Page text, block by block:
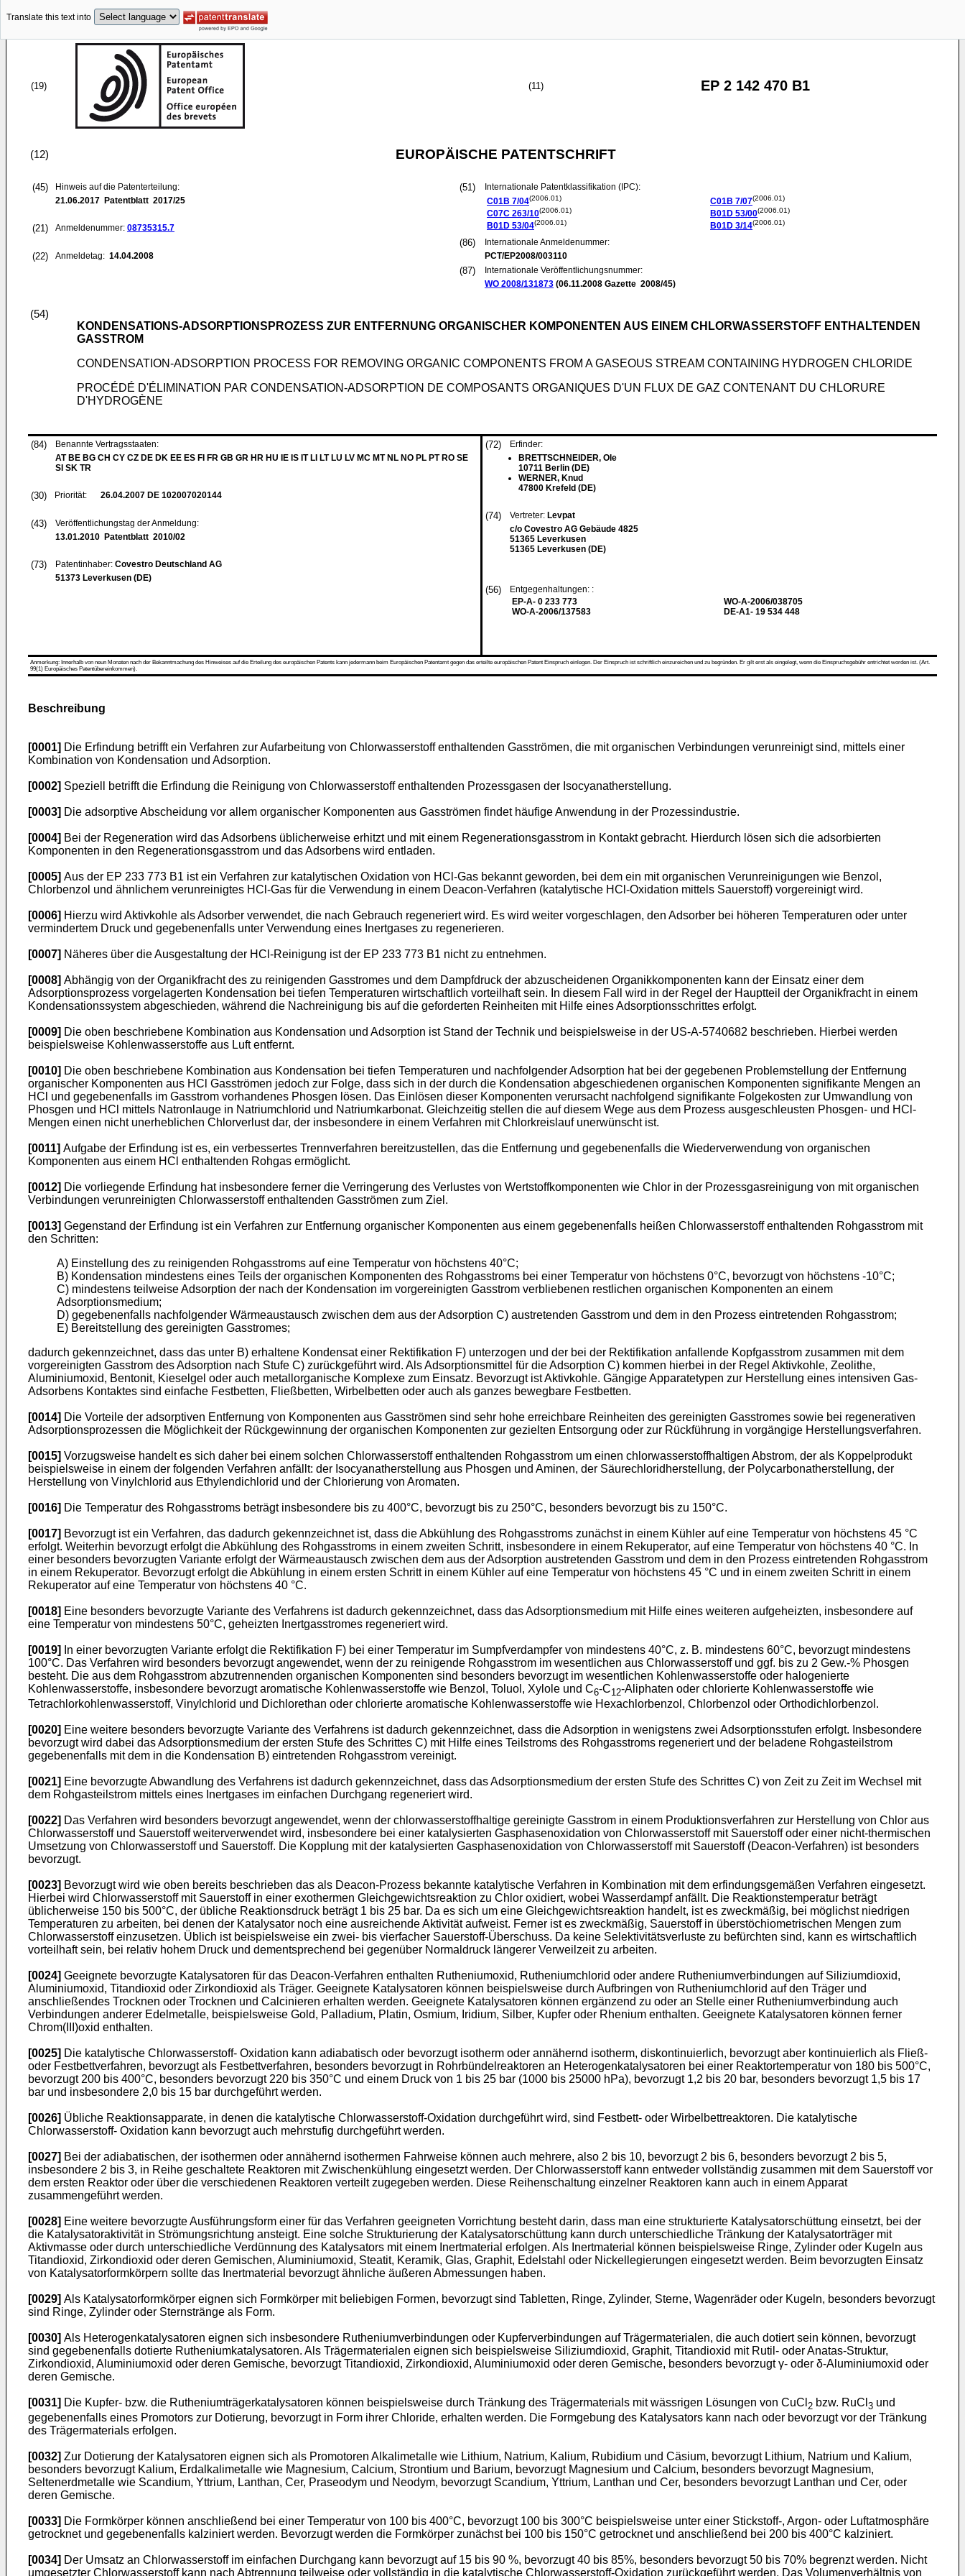
Translate this text into
(19) (11) EP 2 142 470 B1
(12) EUROPÄISCHE PATENTSCHRIFT
(45)
Hinweis auf die Patenterteilung:
21.06.2017 Patentblatt 2017/25
(21) Anmeldenummer: 08735315.7
(22) Anmeldetag: 14.04.2008
(51)
Internationale Patentklassifikation (IPC):
C01B 7/04(2006.01)
C07C 263/10(2006.01)
B01D 53/04(2006.01)
C01B 7/07(2006.01)
B01D 53/00(2006.01)
B01D 3/14(2006.01)
(86)
Internationale Anmeldenummer:
PCT/EP2008/003110
(87)
Internationale Veröffentlichungsnummer:
WO 2008/131873 (06.11.2008 Gazette 2008/45)
(54)
KONDENSATIONS-ADSORPTIONSPROZESS ZUR ENTFERNUNG ORGANISCHER KOMPONENTEN AUS EINEM CHLORWASSERSTOFF ENTHALTENDEN
GASSTROM
CONDENSATION-ADSORPTION PROCESS FOR REMOVING ORGANIC COMPONENTS FROM A GASEOUS STREAM CONTAINING HYDROGEN CHLORIDE
PROCÉDÉ D'ÉLIMINATION PAR CONDENSATION-ADSORPTION DE COMPOSANTS ORGANIQUES D'UN FLUX DE GAZ CONTENANT DU CHLORURE
D'HYDROGÈNE
(84)
Benannte Vertragsstaaten:
AT BE BG CH CY CZ DE DK EE ES FI FR GB GR HR HU IE IS IT LI LT LU LV MC MT NL NO PL PT RO SE
SI SK TR
(30) Priorität: 26.04.2007 DE 102007020144
(43)
Veröffentlichungstag der Anmeldung:
13.01.2010 Patentblatt 2010/02
(73) Patentinhaber: Covestro Deutschland AG
51373 Leverkusen (DE)
(72)
Erfinder:
BRETTSCHNEIDER, Ole
10711 Berlin (DE)
WERNER, Knud
47800 Krefeld (DE)
(74) Vertreter: Levpat
c/o Covestro AG Gebäude 4825
51365 Leverkusen
51365 Leverkusen (DE)
(56)
Entgegenhaltungen: :
EP-A- 0 233 773
WO-A-2006/137583
WO-A-2006/038705
DE-A1- 19 534 448
Anmerkung: Innerhalb von neun Monaten nach der Bekanntmachung des Hinweises auf die Erteilung des europäischen Patents kann jedermann beim Europäischen Patentamt gegen das erteilte europäischen Patent Einspruch einlegen. Der Einspruch ist schriftlich einzureichen und zu begründen. Er gilt erst als eingelegt, wenn die Einspruchsgebühr entrichtet worden ist. (Art.
99(1) Europäisches Patentübereinkommen).
Beschreibung
[0001] Die Erfindung betrifft ein Verfahren zur Aufarbeitung von Chlorwasserstoff enthaltenden Gasströmen, die mit organischen Verbindungen verunreinigt sind, mittels einer
Kombination von Kondensation und Adsorption.
[0002] Speziell betrifft die Erfindung die Reinigung von Chlorwasserstoff enthaltenden Prozessgasen der Isocyanatherstellung.
[0003] Die adsorptive Abscheidung vor allem organischer Komponenten aus Gasströmen findet häufige Anwendung in der Prozessindustrie.
[0004] Bei der Regeneration wird das Adsorbens üblicherweise erhitzt und mit einem Regenerationsgasstrom in Kontakt gebracht. Hierdurch lösen sich die adsorbierten
Komponenten in den Regenerationsgasstrom und das Adsorbens wird entladen.
[0005] Aus der EP 233 773 B1 ist ein Verfahren zur katalytischen Oxidation von HCl-Gas bekannt geworden, bei dem ein mit organischen Verunreinigungen wie Benzol,
Chlorbenzol und ähnlichem verunreinigtes HCl-Gas für die Verwendung in einem Deacon-Verfahren (katalytische HCl-Oxidation mittels Sauerstoff) vorgereinigt wird.
[0006] Hierzu wird Aktivkohle als Adsorber verwendet, die nach Gebrauch regeneriert wird. Es wird weiter vorgeschlagen, den Adsorber bei höheren Temperaturen oder unter
vermindertem Druck und gegebenenfalls unter Verwendung eines Inertgases zu regenerieren.
[0007] Näheres über die Ausgestaltung der HCl-Reinigung ist der EP 233 773 B1 nicht zu entnehmen.
[0008] Abhängig von der Organikfracht des zu reinigenden Gasstromes und dem Dampfdruck der abzuscheidenen Organikkomponenten kann der Einsatz einer dem
Adsorptionsprozess vorgelagerten Kondensation bei tiefen Temperaturen wirtschaftlich vorteilhaft sein. In diesem Fall wird in der Regel der Hauptteil der Organikfracht in einem
Kondensationssystem abgeschieden, während die Nachreinigung bis auf die geforderten Reinheiten mit Hilfe eines Adsorptionsschrittes erfolgt.
[0009] Die oben beschriebene Kombination aus Kondensation und Adsorption ist Stand der Technik und beispielsweise in der US-A-5740682 beschrieben. Hierbei werden
beispielsweise Kohlenwasserstoffe aus Luft entfernt.
[0010] Die oben beschriebene Kombination aus Kondensation bei tiefen Temperaturen und nachfolgender Adsorption hat bei der gegebenen Problemstellung der Entfernung
organischer Komponenten aus HCl Gasströmen jedoch zur Folge, dass sich in der durch die Kondensation abgeschiedenen organischen Komponenten signifikante Mengen an
HCl und gegebenenfalls im Gasstrom vorhandenes Phosgen lösen. Das Einlösen dieser Komponenten verursacht nachfolgend signifikante Folgekosten zur Umwandlung von
Phosgen und HCl mittels Natronlauge in Natriumchlorid und Natriumkarbonat. Gleichzeitig stellen die auf diesem Wege aus dem Prozess ausgeschleusten Phosgen- und HCl-
Mengen einen nicht unerheblichen Chlorverlust dar, der insbesondere in einem Verfahren mit Chlorkreislauf unerwünscht ist.
[0011] Aufgabe der Erfindung ist es, ein verbessertes Trennverfahren bereitzustellen, das die Entfernung und gegebenenfalls die Wiederverwendung von organischen
Komponenten aus einem HCl enthaltenden Rohgas ermöglicht.
[0012] Die vorliegende Erfindung hat insbesondere ferner die Verringerung des Verlustes von Wertstoffkomponenten wie Chlor in der Prozessgasreinigung von mit organischen
Verbindungen verunreinigten Chlorwasserstoff enthaltenden Gasströmen zum Ziel.
[0013] Gegenstand der Erfindung ist ein Verfahren zur Entfernung organischer Komponenten aus einem gegebenenfalls heißen Chlorwasserstoff enthaltenden Rohgasstrom mit
den Schritten:
A) Einstellung des zu reinigenden Rohgasstroms auf eine Temperatur von höchstens 40°C;
B) Kondensation mindestens eines Teils der organischen Komponenten des Rohgasstroms bei einer Temperatur von höchstens 0°C, bevorzugt von höchstens -10°C;
C) mindestens teilweise Adsorption der nach der Kondensation im vorgereinigten Gasstrom verbliebenen restlichen organischen Komponenten an einem
Adsorptionsmedium;
D) gegebenenfalls nachfolgender Wärmeaustausch zwischen dem aus der Adsorption C) austretenden Gasstrom und dem in den Prozess eintretenden Rohgasstrom;
E) Bereitstellung des gereinigten Gasstromes;
dadurch gekennzeichnet, dass das unter B) erhaltene Kondensat einer Rektifikation F) unterzogen und der bei der Rektifikation anfallende Kopfgasstrom zusammen mit dem
vorgereinigten Gasstrom des Adsorption nach Stufe C) zurückgeführt wird. Als Adsorptionsmittel für die Adsorption C) kommen hierbei in der Regel Aktivkohle, Zeolithe,
Aluminiumoxid, Bentonit, Kieselgel oder auch metallorganische Komplexe zum Einsatz. Bevorzugt ist Aktivkohle. Gängige Apparatetypen zur Herstellung eines intensiven Gas-
Adsorbens Kontaktes sind einfache Festbetten, Fließbetten, Wirbelbetten oder auch als ganzes bewegbare Festbetten.
[0014] Die Vorteile der adsorptiven Entfernung von Komponenten aus Gasströmen sind sehr hohe erreichbare Reinheiten des gereinigten Gasstromes sowie bei regenerativen
Adsorptionsprozessen die Möglichkeit der Rückgewinnung der organischen Komponenten zur gezielten Entsorgung oder zur Rückführung in vorgängige Herstellungsverfahren.
[0015] Vorzugsweise handelt es sich daher bei einem solchen Chlorwasserstoff enthaltenden Rohgasstrom um einen chlorwasserstoffhaltigen Abstrom, der als Koppelprodukt
beispielsweise in einem der folgenden Verfahren anfällt: der Isocyanatherstellung aus Phosgen und Aminen, der Säurechloridherstellung, der Polycarbonatherstellung, der
Herstellung von Vinylchlorid aus Ethylendichlorid und der Chlorierung von Aromaten.
[0016] Die Temperatur des Rohgasstroms beträgt insbesondere bis zu 400°C, bevorzugt bis zu 250°C, besonders bevorzugt bis zu 150°C.
[0017] Bevorzugt ist ein Verfahren, das dadurch gekennzeichnet ist, dass die Abkühlung des Rohgasstroms zunächst in einem Kühler auf eine Temperatur von höchstens 45 °C
erfolgt. Weiterhin bevorzugt erfolgt die Abkühlung des Rohgasstroms in einem zweiten Schritt, insbesondere in einem Rekuperator, auf eine Temperatur von höchstens 40 °C. In
einer besonders bevorzugten Variante erfolgt der Wärmeaustausch zwischen dem aus der Adsorption austretenden Gasstrom und dem in den Prozess eintretenden Rohgasstrom
in einem Rekuperator. Bevorzugt erfolgt die Abkühlung in einem ersten Schritt in einem Kühler auf eine Temperatur von höchstens 45 °C und in einem zweiten Schritt in einem
Rekuperator auf eine Temperatur von höchstens 40 °C.
[0018] Eine besonders bevorzugte Variante des Verfahrens ist dadurch gekennzeichnet, dass das Adsorptionsmedium mit Hilfe eines weiteren aufgeheizten, insbesondere auf
eine Temperatur von mindestens 50°C, geheizten Inertgasstromes regeneriert wird.
[0019]
In einer bevorzugten Variante erfolgt die Rektifikation F) bei einer Temperatur im Sumpfverdampfer von mindestens 40°C, z. B. mindestens 60°C, bevorzugt mindestens
100°C. Das Verfahren wird besonders bevorzugt angewendet, wenn der zu reinigende Rohgasstrom im wesentlichen aus Chlorwasserstoff und ggf. bis zu 2 Gew.-% Phosgen
besteht. Die aus dem Rohgasstrom abzutrennenden organischen Komponenten sind besonders bevorzugt im wesentlichen Kohlenwasserstoffe oder halogenierte
Kohlenwasserstoffe, insbesondere bevorzugt aromatische Kohlenwasserstoffe wie Benzol, Toluol, Xylole und C6-C12-Aliphaten oder chlorierte Kohlenwasserstoffe wie
Tetrachlorkohlenwasserstoff, Vinylchlorid und Dichlorethan oder chlorierte aromatische Kohlenwasserstoffe wie Hexachlorbenzol, Chlorbenzol oder Orthodichlorbenzol.
[0020] Eine weitere besonders bevorzugte Variante des Verfahrens ist dadurch gekennzeichnet, dass die Adsorption in wenigstens zwei Adsorptionsstufen erfolgt. Insbesondere
bevorzugt wird dabei das Adsorptionsmedium der ersten Stufe des Schrittes C) mit Hilfe eines Teilstroms des Rohgasstroms regeneriert und der beladene Rohgasteilstrom
gegebenenfalls mit dem in die Kondensation B) eintretenden Rohgasstrom vereinigt.
[0021] Eine bevorzugte Abwandlung des Verfahrens ist dadurch gekennzeichnet, dass das Adsorptionsmedium der ersten Stufe des Schrittes C) von Zeit zu Zeit im Wechsel mit
dem Rohgasteilstrom mittels eines Inertgases im einfachen Durchgang regeneriert wird.
[0022] Das Verfahren wird besonders bevorzugt angewendet, wenn der chlorwasserstoffhaltige gereinigte Gasstrom in einem Produktionsverfahren zur Herstellung von Chlor aus
Chlorwasserstoff und Sauerstoff weiterverwendet wird, insbesondere bei einer katalysierten Gasphasenoxidation von Chlorwasserstoff mit Sauerstoff oder einer nicht-thermischen
Umsetzung von Chlorwasserstoff und Sauerstoff. Die Kopplung mit der katalysierten Gasphasenoxidation von Chlorwasserstoff mit Sauerstoff (Deacon-Verfahren) ist besonders
bevorzugt.
[0023] Bevorzugt wird wie oben bereits beschrieben das als Deacon-Prozess bekannte katalytische Verfahren in Kombination mit dem erfindungsgemäßen Verfahren eingesetzt.
Hierbei wird Chlorwasserstoff mit Sauerstoff in einer exothermen Gleichgewichtsreaktion zu Chlor oxidiert, wobei Wasserdampf anfällt. Die Reaktionstemperatur beträgt
üblicherweise 150 bis 500°C, der übliche Reaktionsdruck beträgt 1 bis 25 bar. Da es sich um eine Gleichgewichtsreaktion handelt, ist es zweckmäßig, bei möglichst niedrigen
Temperaturen zu arbeiten, bei denen der Katalysator noch eine ausreichende Aktivität aufweist. Ferner ist es zweckmäßig, Sauerstoff in überstöchiometrischen Mengen zum
Chlorwasserstoff einzusetzen. Üblich ist beispielsweise ein zwei- bis vierfacher Sauerstoff-Überschuss. Da keine Selektivitätsverluste zu befürchten sind, kann es wirtschaftlich
vorteilhaft sein, bei relativ hohem Druck und dementsprechend bei gegenüber Normaldruck längerer Verweilzeit zu arbeiten.
[0024] Geeignete bevorzugte Katalysatoren für das Deacon-Verfahren enthalten Rutheniumoxid, Rutheniumchlorid oder andere Rutheniumverbindungen auf Siliziumdioxid,
Aluminiumoxid, Titandioxid oder Zirkondioxid als Träger. Geeignete Katalysatoren können beispielsweise durch Aufbringen von Rutheniumchlorid auf den Träger und
anschließendes Trocknen oder Trocknen und Calcinieren erhalten werden. Geeignete Katalysatoren können ergänzend zu oder an Stelle einer Rutheniumverbindung auch
Verbindungen anderer Edelmetalle, beispielsweise Gold, Palladium, Platin, Osmium, Iridium, Silber, Kupfer oder Rhenium enthalten. Geeignete Katalysatoren können ferner
Chrom(III)oxid enthalten.
[0025] Die katalytische Chlorwasserstoff- Oxidation kann adiabatisch oder bevorzugt isotherm oder annähernd isotherm, diskontinuierlich, bevorzugt aber kontinuierlich als Fließ-
oder Festbettverfahren, bevorzugt als Festbettverfahren, besonders bevorzugt in Rohrbündelreaktoren an Heterogenkatalysatoren bei einer Reaktortemperatur von 180 bis 500°C,
bevorzugt 200 bis 400°C, besonders bevorzugt 220 bis 350°C und einem Druck von 1 bis 25 bar (1000 bis 25000 hPa), bevorzugt 1,2 bis 20 bar, besonders bevorzugt 1,5 bis 17
bar und insbesondere 2,0 bis 15 bar durchgeführt werden.
[0026] Übliche Reaktionsapparate, in denen die katalytische Chlorwasserstoff-Oxidation durchgeführt wird, sind Festbett- oder Wirbelbettreaktoren. Die katalytische
Chlorwasserstoff- Oxidation kann bevorzugt auch mehrstufig durchgeführt werden.
[0027] Bei der adiabatischen, der isothermen oder annähernd isothermen Fahrweise können auch mehrere, also 2 bis 10, bevorzugt 2 bis 6, besonders bevorzugt 2 bis 5,
insbesondere 2 bis 3, in Reihe geschaltete Reaktoren mit Zwischenkühlung eingesetzt werden. Der Chlorwasserstoff kann entweder vollständig zusammen mit dem Sauerstoff vor
dem ersten Reaktor oder über die verschiedenen Reaktoren verteilt zugegeben werden. Diese Reihenschaltung einzelner Reaktoren kann auch in einem Apparat
zusammengeführt werden.
[0028] Eine weitere bevorzugte Ausführungsform einer für das Verfahren geeigneten Vorrichtung besteht darin, dass man eine strukturierte Katalysatorschüttung einsetzt, bei der
die Katalysatoraktivität in Strömungsrichtung ansteigt. Eine solche Strukturierung der Katalysatorschüttung kann durch unterschiedliche Tränkung der Katalysatorträger mit
Aktivmasse oder durch unterschiedliche Verdünnung des Katalysators mit einem Inertmaterial erfolgen. Als Inertmaterial können beispielsweise Ringe, Zylinder oder Kugeln aus
Titandioxid, Zirkondioxid oder deren Gemischen, Aluminiumoxid, Steatit, Keramik, Glas, Graphit, Edelstahl oder Nickellegierungen eingesetzt werden. Beim bevorzugten Einsatz
von Katalysatorformkörpern sollte das Inertmaterial bevorzugt ähnliche äußeren Abmessungen haben.
[0029] Als Katalysatorformkörper eignen sich Formkörper mit beliebigen Formen, bevorzugt sind Tabletten, Ringe, Zylinder, Sterne, Wagenräder oder Kugeln, besonders bevorzugt
sind Ringe, Zylinder oder Sternstränge als Form.
[0030] Als Heterogenkatalysatoren eignen sich insbesondere Rutheniumverbindungen oder Kupferverbindungen auf Trägermaterialen, die auch dotiert sein können, bevorzugt
sind gegebenenfalls dotierte Rutheniumkatalysatoren. Als Trägermaterialen eignen sich beispielsweise Siliziumdioxid, Graphit, Titandioxid mit Rutil- oder Anatas-Struktur,
Zirkondioxid, Aluminiumoxid oder deren Gemische, bevorzugt Titandioxid, Zirkondioxid, Aluminiumoxid oder deren Gemische, besonders bevorzugt γ- oder δ-Aluminiumoxid oder
deren Gemische.
[0031] Die Kupfer- bzw. die Rutheniumträgerkatalysatoren können beispielsweise durch Tränkung des Trägermaterials mit wässrigen Lösungen von CuCl 2 bzw. RuCl 3 und
gegebenenfalls eines Promotors zur Dotierung, bevorzugt in Form ihrer Chloride, erhalten werden. Die Formgebung des Katalysators kann nach oder bevorzugt vor der Tränkung
des Trägermaterials erfolgen.
[0032] Zur Dotierung der Katalysatoren eignen sich als Promotoren Alkalimetalle wie Lithium, Natrium, Kalium, Rubidium und Cäsium, bevorzugt Lithium, Natrium und Kalium,
besonders bevorzugt Kalium, Erdalkalimetalle wie Magnesium, Calcium, Strontium und Barium, bevorzugt Magnesium und Calcium, besonders bevorzugt Magnesium,
Seltenerdmetalle wie Scandium, Yttrium, Lanthan, Cer, Praseodym und Neodym, bevorzugt Scandium, Yttrium, Lanthan und Cer, besonders bevorzugt Lanthan und Cer, oder
deren Gemische.
[0033] Die Formkörper können anschließend bei einer Temperatur von 100 bis 400°C, bevorzugt 100 bis 300°C beispielsweise unter einer Stickstoff-, Argon- oder Luftatmosphäre
getrocknet und gegebenenfalls kalziniert werden. Bevorzugt werden die Formkörper zunächst bei 100 bis 150°C getrocknet und anschließend bei 200 bis 400°C kalziniert.
[0034] Der Umsatz an Chlorwasserstoff im einfachen Durchgang kann bevorzugt auf 15 bis 90 %, bevorzugt 40 bis 85%, besonders bevorzugt 50 bis 70% begrenzt werden. Nicht
umgesetzter Chlorwasserstoff kann nach Abtrennung teilweise oder vollständig in die katalytische Chlorwasserstoff-Oxidation zurückgeführt werden. Das Volumenverhältnis von